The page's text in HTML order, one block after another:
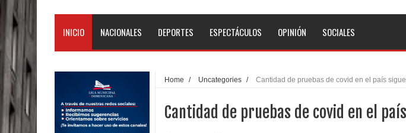
PRM votará “por aclamación” a sus nuevas autoridades
El expresidente peruano Ollanta Humala queda en libertad tras la anulación de condena de
DIGEIG y Liga Municipal Dominicana impulsan nuevas metas de transparencia a través
La Fiscalía de Bolivia ordena la detención del expresidente Evo Morales
Calor extremo para este jueves en gran parte del territorio nacional
INICIO NACIONALES DEPORTES ESPECTÁCULOS OPINIÓN SOCIALES
Home / Uncategories / Cantidad de pruebas de covid en el país
Cantidad de pruebas de covid en el